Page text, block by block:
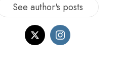
See author's posts